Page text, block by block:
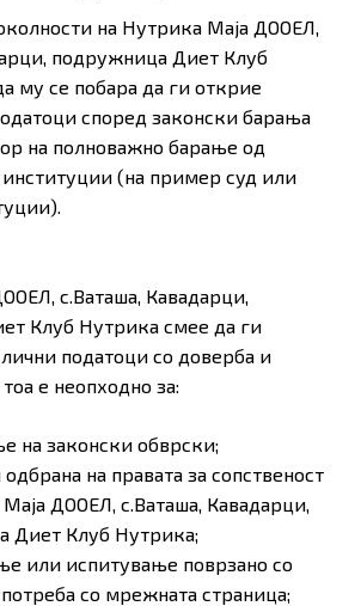
на Нутрика Маја ДООЕЛ,
подружница Диет Клуб
му се побара да ги открие
според законски барања
на полноважно барање од
(на пример суд или
с.Ваташа, Кавадарци,
Клуб Нутрика смее да ги
податоци со доверба и
е неопходно за:
на законски обврски;
на правата за сопственост
ДООЕЛ, с.Ваташа, Кавадарци,
Диет Клуб Нутрика;
или испитување поврзано со
со мрежната страница;